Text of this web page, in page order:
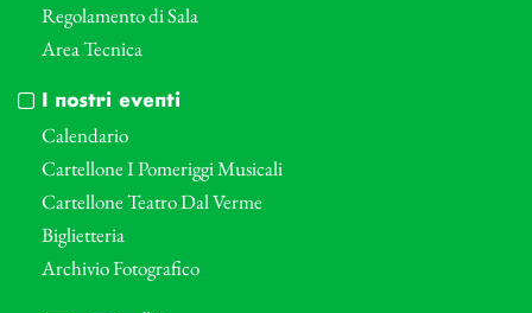
Regolamento di Sala
Area Tecnica
I nostri eventi
Calendario
Cartellone I Pomeriggi Musicali
Cartellone Teatro Dal Verme
Biglietteria
Archivio Fotografico